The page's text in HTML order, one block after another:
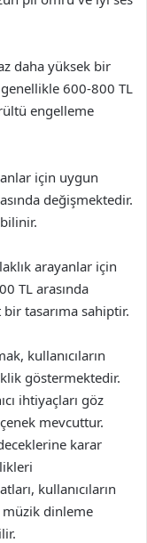
daha yüksek bir
genellikle 600-800 TL
engelleme
için uygun
değişmektedir.
arayanlar için
TL arasında
tasarıma sahiptir.
kullanıcıların
göstermektedir.
ihtiyaçları göz
mevcuttur.
karar
kullanıcıların
müzik dinleme